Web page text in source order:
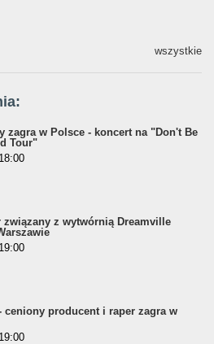
wszystkie
zagra w Polsce - koncert na "Don't Be
Tour"
związany z wytwórnią Dreamville
ceniony producent i raper zagra w